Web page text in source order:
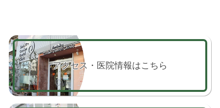
アクセス・医院情報はこちら